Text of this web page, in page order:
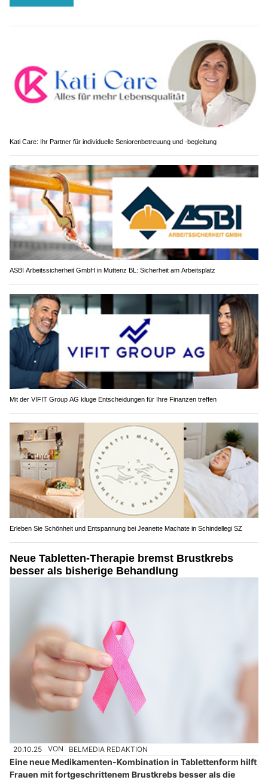
Kati Care: Ihr Partner für individuelle Seniorenbetreuung und -begleitung
ASBI Arbeitssicherheit GmbH in Muttenz BL: Sicherheit am Arbeitsplatz
Mit der VIFIT Group AG kluge Entscheidungen für Ihre Finanzen treffen
Erleben Sie Schönheit und Entspannung bei Jeanette Machate in Schindellegi SZ
Neue Tabletten-Therapie bremst Brustkrebs
besser als bisherige Behandlung
20.10.25 VON BELMEDIA REDAKTION
Eine neue Medikamenten-Kombination in Tablettenform hilft
Frauen mit fortgeschrittenem Brustkrebs besser als die